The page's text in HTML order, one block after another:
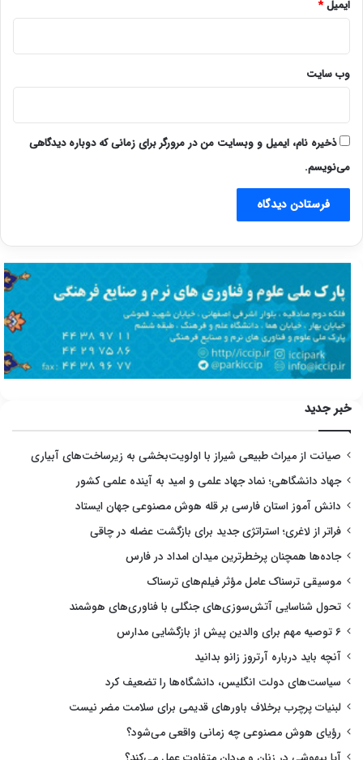
ایمیل*
وب‌ سایت
ذخیره نام، ایمیل و وبسایت من در مرورگر برای زمانی که دوباره دیدگاهی
می‌نویسم.
خبر جدید
صیانت از میراث طبیعی شیراز با اولویت‌بخشی به زیرساخت‌های آبیاری
جهاد دانشگاهی؛ نماد جهاد علمی و امید به آینده علمی کشور
دانش آموز استان فارسی بر قله هوش مصنوعی جهان ایستاد
فراتر از لاغری؛ استراتژی جدید برای بازگشت عضله در چاقی
جاده‌ها همچنان پرخطرترین میدان امداد در فارس
موسیقی ترسناک عامل مؤثر فیلم‌های ترسناک
تحول شناسایی آتش‌سوزی‌های جنگلی با فناوری‌های هوشمند
۶ توصیه مهم برای والدین پیش از بازگشایی مدارس
آنچه باید درباره آرتروز زانو بدانید
سیاست‌های دولت انگلیس، دانشگاه‌ها را تضعیف کرد
لبنیات پرچرب برخلاف باورهای قدیمی برای سلامت مضر نیست
رؤیای هوش مصنوعی چه زمانی واقعی می‌شود؟